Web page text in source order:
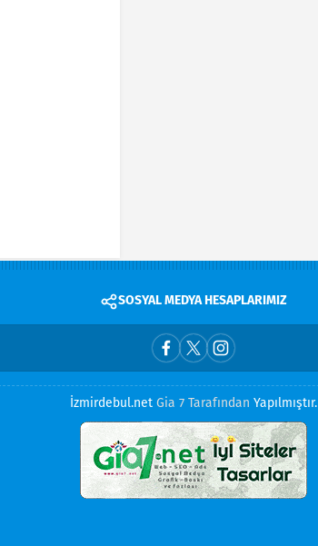
SOSYAL MEDYA HESAPLARIMIZ
İzmirdebul.net Gia 7 Tarafından Yapılmıştır.